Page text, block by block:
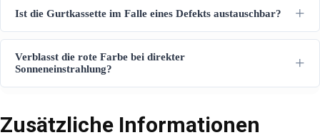
Ist die Gurtkassette im Falle eines Defekts austauschbar?
Verblasst die rote Farbe bei direkter
Sonneneinstrahlung?
Zusätzliche Informationen